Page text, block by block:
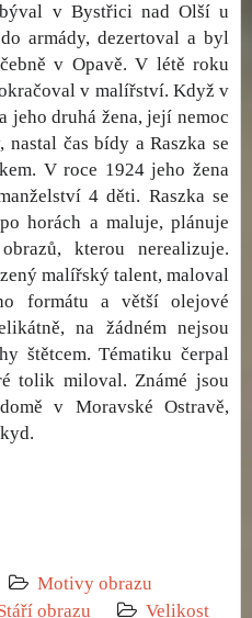
v Bystřici nad Olší u
armády, dezertoval a byl
v Opavě. V létě roku
v malířství. Když v
jeho druhá žena, její nemoc
čas bídy a Raszka se
V roce 1924 jeho žena
4 děti. Raszka se
horách a maluje, plánuje
kterou nerealizuje.
malířský talent, maloval
formátu a větší olejové
na žádném nejsou
štětcem. Tématiku čerpal
tolik miloval. Známé jsou
v Moravské Ostravě,
Motivy obrazu
obrazu
Velikost